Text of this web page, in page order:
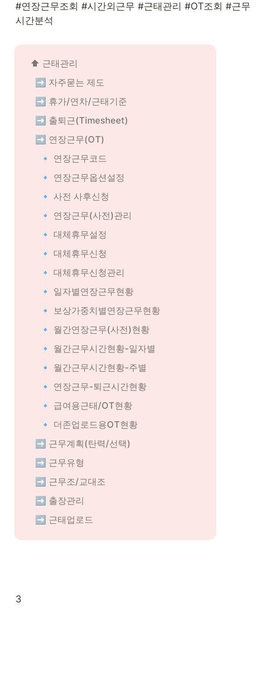
#연장근무조회 #시간외근무 #근태관리 #OT조회 #근무
시간분석
⬆️ 근태관리
➡️ 자주묻는 제도
➡️ 휴가/연차/근태기준
➡️ 출퇴근(Timesheet)
➡️ 연장근무(OT)
🔹 연장근무코드
🔹 연장근무옵션설정
🔹 사전 사후신청
🔹 연장근무(사전)관리
🔹 대체휴무설정
🔹 대체휴무신청
🔹 대체휴무신청관리
🔹 일자별연장근무현황
🔹 보상가중치별연장근무현황
🔹 월간연장근무(사전)현황
🔹 월간근무시간현황-일자별
🔹 월간근무시간현황-주별
🔹 연장근무-퇴근시간현황
🔹 급여용근태/OT현황
🔹 더존업로드용OT현황
➡️ 근무계획(탄력/선택)
➡️ 근무유형
➡️ 근무조/교대조
➡️ 출장관리
➡️ 근태업로드
3